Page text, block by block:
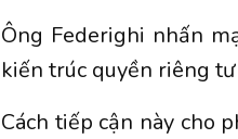
Ông Federighi nhấn
kiến trúc quyền riêng
Cách tiếp cận này cho